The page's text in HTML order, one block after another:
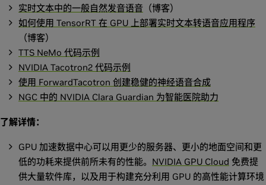
实时文本中的一般自然发音语音 （博客）
如何使用 TensorRT 在 GPU 上部署实时文本转语音应用程序
（博客）
TTS NeMo 代码示例
NVIDIA Tacotron2 代码示例
使用 ForwardTacotron 创建稳健的神经语音合成
NGC 中的 NVIDIA Clara Guardian 为智能医院助力
了解详情：
GPU 加速数据中心可以用更少的服务器、更小的地面空间和更
低的功耗来提供前所未有的性能。 NVIDIA GPU Cloud 免费提
供大量软件库，以及用于构建充分利用 GPU 的高性能计算环境